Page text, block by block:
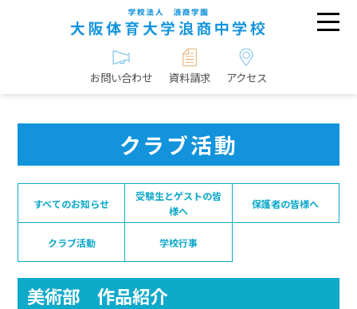
お問い合わせ 資料請求 アクセス
クラブ活動
すべてのお知らせ
受験生とゲストの皆
様へ
保護者の皆様へ
クラブ活動 学校行事
美術部 作品紹介